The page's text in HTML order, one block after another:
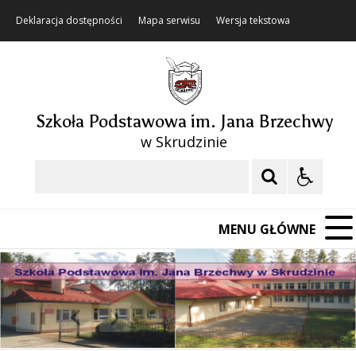
Deklaracja dostępności Mapa serwisu Wersja tekstowa
Szkoła Podstawowa im. Jana Brzechwy
w Skrudzinie
MENU GŁÓWNE
Poprzedni Element
Następny Element
❚❚